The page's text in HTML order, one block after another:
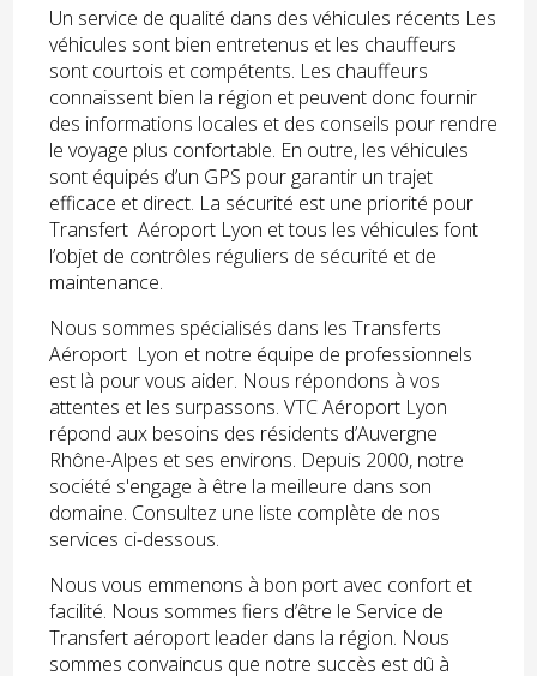
Un service de qualité dans des véhicules récents Les
véhicules sont bien entretenus et les chauffeurs
sont courtois et compétents. Les chauffeurs
connaissent bien la région et peuvent donc fournir
des informations locales et des conseils pour rendre
le voyage plus confortable. En outre, les véhicules
sont équipés d’un GPS pour garantir un trajet
efficace et direct. La sécurité est une priorité pour
Transfert Aéroport Lyon et tous les véhicules font
l’objet de contrôles réguliers de sécurité et de
maintenance.
Nous sommes spécialisés dans les Transferts
Aéroport Lyon et notre équipe de professionnels
est là pour vous aider. Nous répondons à vos
attentes et les surpassons. VTC Aéroport Lyon
répond aux besoins des résidents d’Auvergne
Rhône-Alpes et ses environs. Depuis 2000, notre
société s'engage à être la meilleure dans son
domaine. Consultez une liste complète de nos
services ci-dessous.
Nous vous emmenons à bon port avec confort et
facilité. Nous sommes fiers d’être le Service de
Transfert aéroport leader dans la région. Nous
sommes convaincus que notre succès est dû à